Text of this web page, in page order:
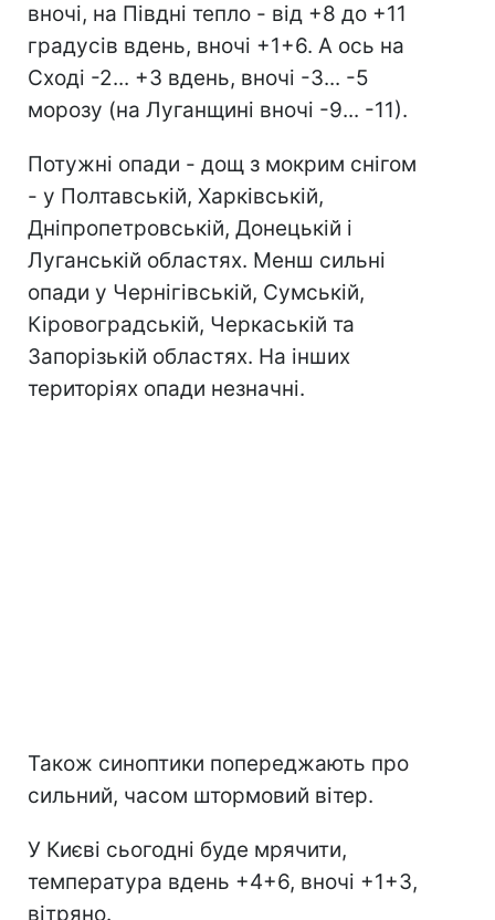
вночі, на Півдні тепло - від +8 до +11
градусів вдень, вночі +1+6. А ось на
Сході -2... +3 вдень, вночі -3... -5
морозу (на Луганщині вночі -9... -11).
Потужні опади - дощ з мокрим снігом
- у Полтавській, Харківській,
Дніпропетровській, Донецькій і
Луганській областях. Менш сильні
опади у Чернігівській, Сумській,
Кіровоградській, Черкаській та
Запорізькій областях. На інших
територіях опади незначні.
Також синоптики попереджають про
сильний, часом штормовий вітер.
У Києві сьогодні буде мрячити,
температура вдень +4+6, вночі +1+3,
вітряно.